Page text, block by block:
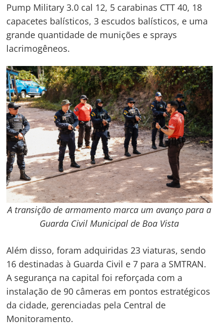
Pump Military 3.0 cal 12, 5 carabinas CTT 40, 18
capacetes balísticos, 3 escudos balísticos, e uma
grande quantidade de munições e sprays
lacrimogêneos.
A transição de armamento marca um avanço para a
Guarda Civil Municipal de Boa Vista
Além disso, foram adquiridas 23 viaturas, sendo
16 destinadas à Guarda Civil e 7 para a SMTRAN.
A segurança na capital foi reforçada com a
instalação de 90 câmeras em pontos estratégicos
da cidade, gerenciadas pela Central de
Monitoramento.